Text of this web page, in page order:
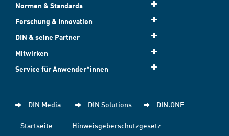
Normen & Standards
Forschung & Innovation
DIN & seine Partner
Mitwirken
Service für Anwender*innen
DIN Media DIN Solutions DIN.ONE
Startseite
Hinweisgeberschutzgesetz